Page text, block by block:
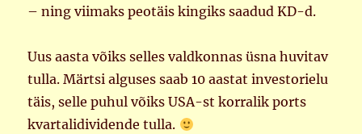
– ning viimaks peotäis kingiks saadud KD-d.
Uus aasta võiks selles valdkonnas üsna huvitav
tulla. Märtsi alguses saab 10 aastat investorielu
täis, selle puhul võiks USA-st korralik ports
kvartalidividende tulla.